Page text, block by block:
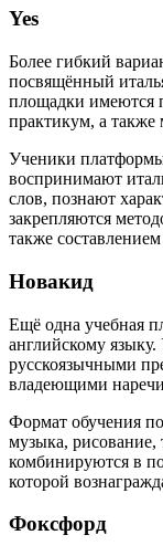
Yes
Более гибкий
посвящённый
площадки имеются
практикум, а
Ученики
воспринимают
слов, познают
закрепляются
также
Новакид
Ещё одна учебная
английскому
русскоязычными
владеющими
Формат обучения
музыка, рисование,
комбинируются в
которой
Фоксфорд